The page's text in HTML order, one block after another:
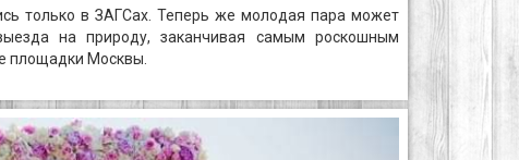
только в ЗАГСах. Теперь же молодая пара может
на природу, заканчивая самым роскошным
площадки Москвы.